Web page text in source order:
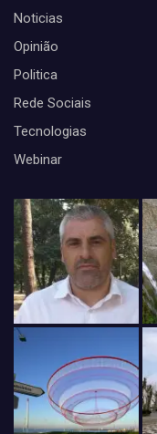
Noticias
Opinião
Politica
Rede Sociais
Tecnologias
Webinar